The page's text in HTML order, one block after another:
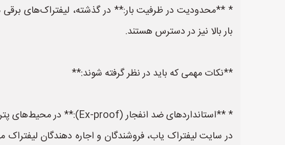
* **محدودیت در ظرفیت بار:** در گذشته، لیفتراک‌های برقی
بار بالا نیز در دسترس هستند.
**نکات مهمی که باید در نظر گرفته شوند:**
* **استانداردهای ضد انفجار (Ex-proof):** در محیط‌های پتروش
در سایت لیفتراک یاب، فروشندگان و اجاره دهندگان لیفتراک